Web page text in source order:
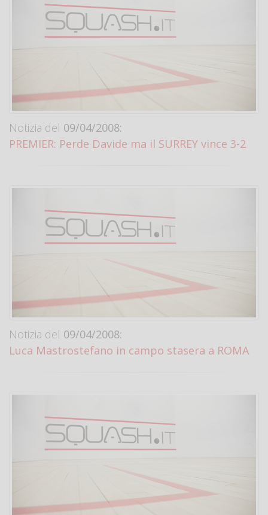
Notizia del 09/04/2008:
PREMIER: Perde Davide ma il SURREY vince 3-2
Notizia del 09/04/2008:
Luca Mastrostefano in campo stasera a ROMA